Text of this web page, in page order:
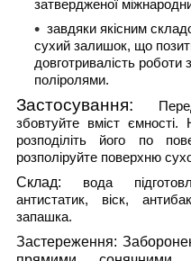
затвердженої
завдяки якісним
сухий залишок, що
довготривалість роботи
поліролями.
Застосування:
збовтуйте вміст ємності.
розподіліть його по
розполіруйте поверхню
Склад:
вода
антистатик, віск,
запашка.
Застереження: